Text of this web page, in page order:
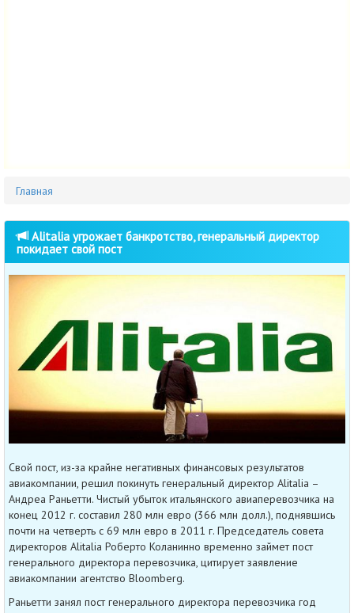
Главная
Alitalia угрожает банкротство, генеральный директор
покидает свой пост
Свой пост, из-за крайне негативных финансовых результатов
авиакомпании, решил покинуть генеральный директор Alitalia –
Андреа Раньетти. Чистый убыток итальянского авиаперевозчика на
конец 2012 г. составил 280 млн евро (366 млн долл.), поднявшись
почти на четверть с 69 млн евро в 2011 г. Председатель совета
директоров Alitalia Роберто Коланинно временно займет пост
генерального директора перевозчика, цитирует заявление
авиакомпании агентство Bloomberg.
Раньетти занял пост генерального директора перевозчика год